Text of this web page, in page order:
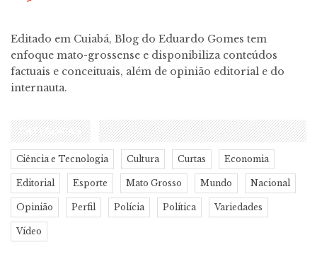
Editado em Cuiabá, Blog do Eduardo Gomes tem
enfoque mato-grossense e disponibiliza conteúdos
factuais e conceituais, além de opinião editorial e do
internauta.
CATEGORIAS
Ciência e Tecnologia Cultura Curtas Economia
Editorial Esporte Mato Grosso Mundo Nacional
Opinião Perfil Polícia Política Variedades
Vídeo